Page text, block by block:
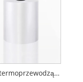
Folia termoprzewodząca BOPP Soft Touch